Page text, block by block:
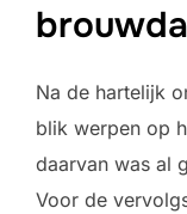
Na de hartelijk
blik werpen op
daarvan was al
Voor de